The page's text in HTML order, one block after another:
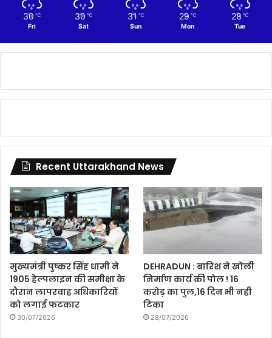
30 ℃
Fri
30 ℃
Sat
31 ℃
Sun
29 ℃
Mon
28 ℃
Tue
Recent Uttarakhand News
मुख्यमंत्री पुष्कर सिंह धामी ने
1905 हेल्पलाइन की समीक्षा के
दौरान लापरवाह अधिकारियों
को लगाई फटकार
30/07/2026
DEHRADUN : बारिश ने खोली
निर्माण कार्य की पोल ! 16
करोड़ का पुल,16 दिन भी नही
टिका
28/07/2026